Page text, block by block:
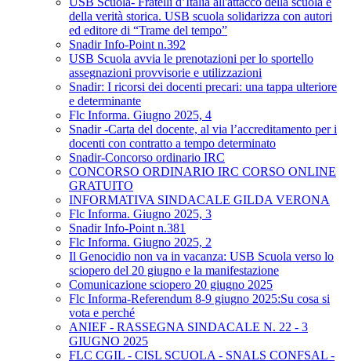
della verità storica. USB scuola solidarizza con autori
ed editore di “Trame del tempo”
Snadir Info-Point n.392
USB Scuola avvia le prenotazioni per lo sportello
assegnazioni provvisorie e utilizzazioni
Snadir: I ricorsi dei docenti precari: una tappa ulteriore
e determinante
Flc Informa. Giugno 2025, 4
Snadir -Carta del docente, al via l’accreditamento per i
docenti con contratto a tempo determinato
Snadir-Concorso ordinario IRC
CONCORSO ORDINARIO IRC CORSO ONLINE
GRATUITO
INFORMATIVA SINDACALE GILDA VERONA
Flc Informa. Giugno 2025, 3
Snadir Info-Point n.381
Flc Informa. Giugno 2025, 2
Il Genocidio non va in vacanza: USB Scuola verso lo
sciopero del 20 giugno e la manifestazione
Comunicazione sciopero 20 giugno 2025
Flc Informa-Referendum 8-9 giugno 2025:Su cosa si
vota e perché
ANIEF - RASSEGNA SINDACALE N. 22 - 3
GIUGNO 2025
FLC CGIL - CISL SCUOLA - SNALS CONFSAL -